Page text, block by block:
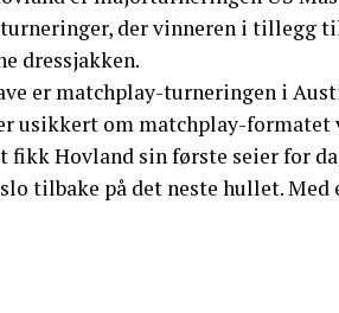
der vinneren i tillegg
dressjakken.
er matchplay-turneringen i
usikkert om matchplay-formatet
fikk Hovland sin første seier for
tilbake på det neste hullet.